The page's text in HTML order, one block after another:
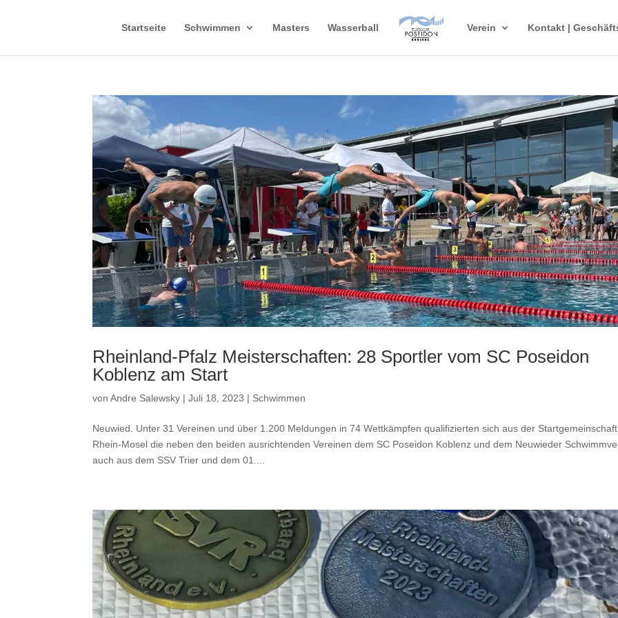
Startseite Schwimmen Masters Wasserball Verein Kontakt |
Rheinland-Pfalz Meisterschaften: 28 Sportler vom SC Poseidon
Koblenz am Start
vonAndre Salewsky |Juli 18, 2023 | Schwimmen
Neuwied. Unter 31 Vereinen und über 1.200 Meldungen in 74 Wettkämpfen qualifizierten sich aus der Startgemeinschaft
Rhein-Mosel die neben den beiden ausrichtenden Vereinen dem SC Poseidon Koblenz und dem Neuwieder
auch aus dem SSV Trier und dem 01....